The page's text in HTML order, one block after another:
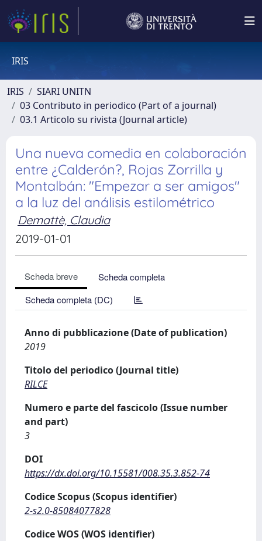
IRIS
IRIS
SIARI UNITN
03 Contributo in periodico (Part of a journal)
03.1 Articolo su rivista (Journal article)
Una nueva comedia en colaboración
entre ¿Calderón?, Rojas Zorrilla y
Montalbán: "Empezar a ser amigos"
a la luz del análisis estilométrico
Demattè, Claudia
2019-01-01
Scheda breve
Scheda completa
Scheda completa (DC)
Anno di pubblicazione (Date of publication)
2019
Titolo del periodico (Journal title)
RILCE
Numero e parte del fascicolo (Issue number
and part)
3
DOI
https://dx.doi.org/10.15581/008.35.3.852-74
Codice Scopus (Scopus identifier)
2-s2.0-85084077828
Codice WOS (WOS identifier)